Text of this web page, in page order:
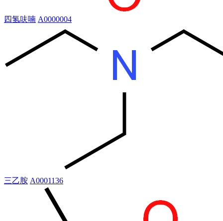
四氢呋喃 A0000004
三乙胺 A0001136